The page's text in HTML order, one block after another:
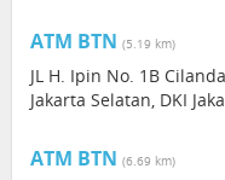
ATM BTN (5.19 km)
JL H. Ipin No. 1B
Jakarta Selatan, DKI
ATM BTN (6.69 km)